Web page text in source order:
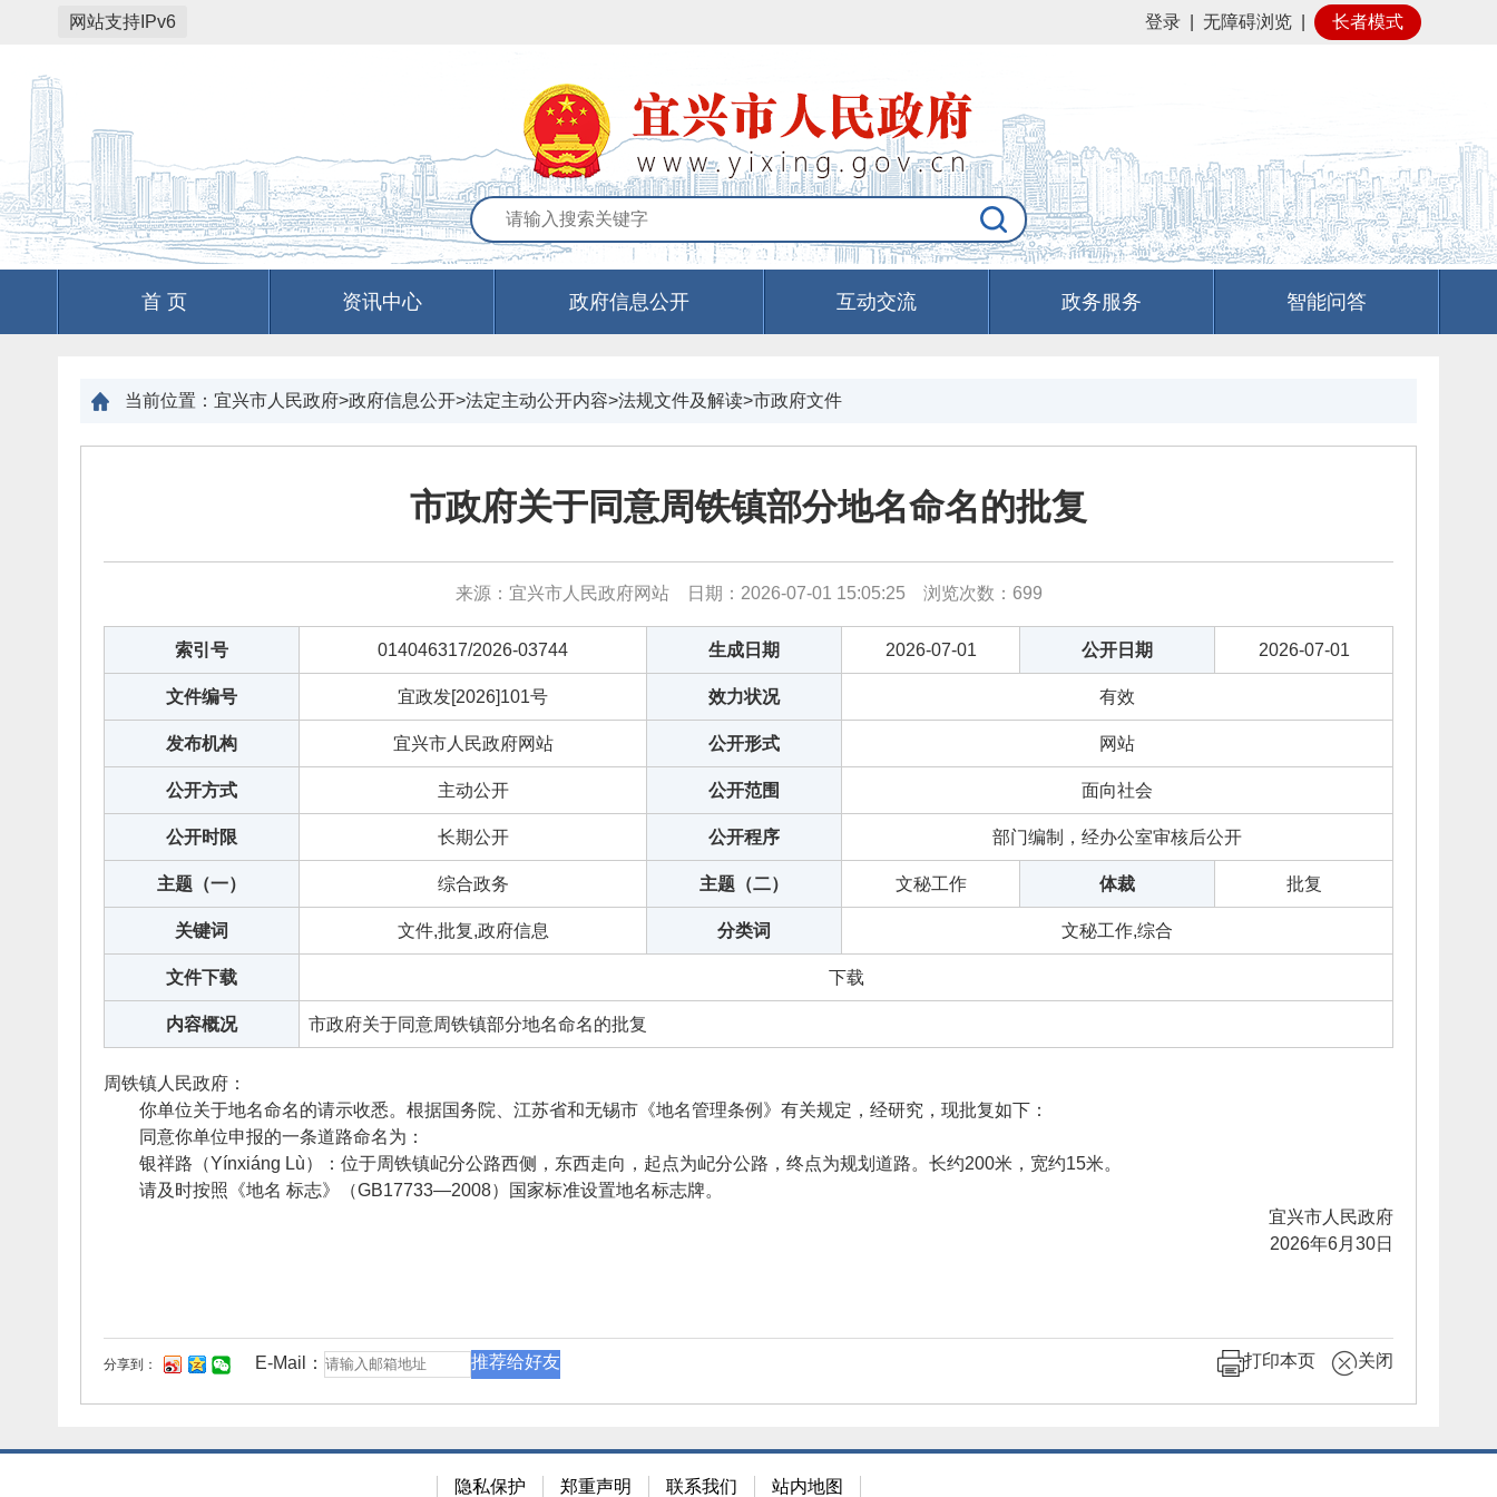
网站支持IPv6 登录 无障碍浏览 长者模式
首 页 资讯中心 政府信息公开 互动交流 政务服务 智能问答
当前位置： 宜兴市人民政府>政府信息公开>法定主动公开内容>法规文件及解读>市政府文件
市政府关于同意周铁镇部分地名命名的批复
来源：宜兴市人民政府网站 日期：2026-07-01 15:05:25 浏览次数： 699
索引号 014046317/2026-03744 生成日期 2026-07-01 公开日期 2026-07-01
文件编号 宜政发[2026]101号 效力状况 有效
发布机构 宜兴市人民政府网站 公开形式 网站
公开方式 主动公开 公开范围 面向社会
公开时限 长期公开 公开程序 部门编制，经办公室审核后公开
主题（一） 综合政务 主题（二） 文秘工作 体裁 批复
关键词 文件,批复,政府信息 分类词 文秘工作,综合
文件下载 下载
内容概况 市政府关于同意周铁镇部分地名命名的批复
周铁镇人民政府：
你单位关于地名命名的请示收悉。根据国务院、江苏省和无锡市《地名管理条例》有关规定，经研究，现批复如下：
同意你单位申报的一条道路命名为：
银祥路（Yínxiáng Lù）：位于周铁镇屺分公路西侧，东西走向，起点为屺分公路，终点为规划道路。长约200米，宽约15米。
请及时按照《地名 标志》（GB17733—2008）国家标准设置地名标志牌。
宜兴市人民政府
2026年6月30日
分享到： E-Mail： 推荐给好友 打印本页 关闭
隐私保护 郑重声明 联系我们 站内地图